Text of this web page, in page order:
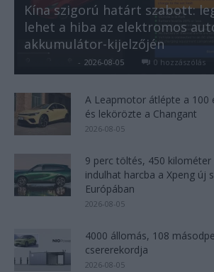
Kína szigorú határt szabott:
lehet a hiba az elektromos
akkumulátor-kijelzőjén
- 2026-08-05 0 hozzászólás
A Leapmotor átlépte a 100
és lekörözte a Changant
2026-08-05
9 perc töltés, 450
indulhat harcba a Xpeng új
Európában
2026-08-05
4000 állomás, 108
csererekordja
2026-08-05